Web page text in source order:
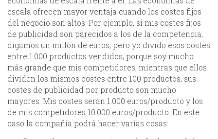
escala ofrecen mayor ventaja cuando los costes fijos
del negocio son altos. Por ejemplo, si mis costes fijos
de publicidad son parecidos a los de la competencia,
digamos un millón de euros, pero yo divido esos costes
entre 1.000 productos vendidos, porque soy mucho
más grande que mis competidores, mientras que ellos
dividen los mismos costes entre 100 productos, sus
costes de publicidad por producto son mucho
mayores. Mis costes serán 1.000 euros/producto y los
de mis competidores 10.000 euros/producto. En este
caso la compañía podrá hacer varias cosas: